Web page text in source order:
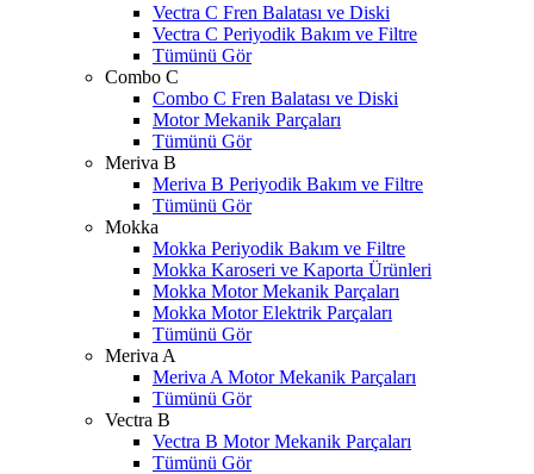
Vectra C Fren Balatası ve Diski
Vectra C Periyodik Bakım ve Filtre
Tümünü Gör
Combo C
Combo C Fren Balatası ve Diski
Motor Mekanik Parçaları
Tümünü Gör
Meriva B
Meriva B Periyodik Bakım ve Filtre
Tümünü Gör
Mokka
Mokka Periyodik Bakım ve Filtre
Mokka Karoseri ve Kaporta Ürünleri
Mokka Motor Mekanik Parçaları
Mokka Motor Elektrik Parçaları
Tümünü Gör
Meriva A
Meriva A Motor Mekanik Parçaları
Tümünü Gör
Vectra B
Vectra B Motor Mekanik Parçaları
Tümünü Gör